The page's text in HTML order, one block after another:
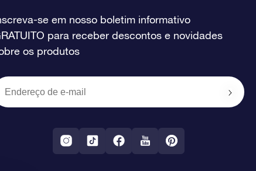
se em nosso boletim informativo
para receber descontos e novidades
os produtos